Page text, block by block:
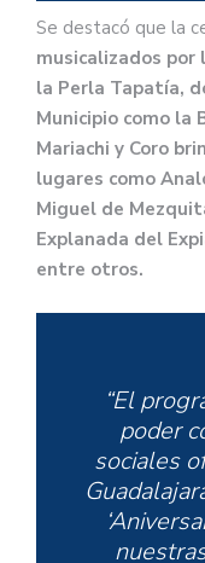
Se destacó que la
musicalizados por
la Perla Tapatía,
Municipio como la
Mariachi y Coro
lugares como
Miguel de
Explanada del
entre otros.
“El
poder
sociales